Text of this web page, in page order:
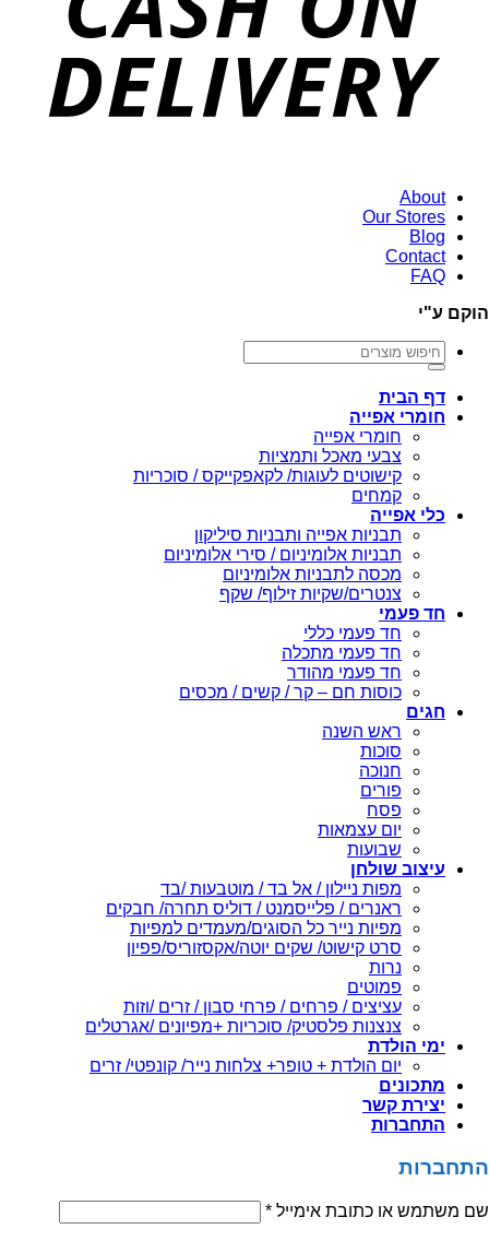
About
Our Stores
Blog
Contact
FAQ
הוקם ע"י
חיפוש
עבור:
דף הבית
חומרי אפייה
חומרי אפייה
צבעי מאכל ותמציות
קישוטים לעוגות/ לקאפקייקס / סוכריות
קמחים
כלי אפייה
תבניות אפייה ותבניות סיליקון
תבניות אלומיניום / סירי אלומיניום
מכסה לתבניות אלומיניום
צנטרים/שקיות זילוף/ שקף
חד פעמי
חד פעמי כללי
חד פעמי מתכלה
חד פעמי מהודר
כוסות חם – קר / קשים / מכסים
חגים
ראש השנה
סוכות
חנוכה
פורים
פסח
יום עצמאות
שבועות
עיצוב שולחן
מפות ניילון / אל בד / מוטבעות /בד
ראנרים / פלייסמנט / דוליס תחרה/ חבקים
מפיות נייר כל הסוגים/מעמדים למפיות
סרט קישוט/ שקים יוטה/אקסזוריס/פפיון
נרות
פמוטים
עציצים / פרחים / פרחי סבון / זרים /וזות
צנצנות פלסטיק/ סוכריות +מפיונים /אגרטלים
ימי הולדת
יום הולדת + טופר+ צלחות נייר/ קונפטי/ זרים
מתכונים
יצירת קשר
התחברות
התחברות
שם משתמש או כתובת אימייל *